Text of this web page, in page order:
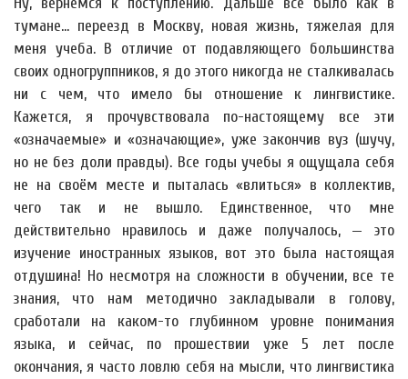
тумане... переезд в Москву, новая жизнь, тяжелая для
меня учеба. В отличие от подавляющего большинства
своих одногруппников, я до этого никогда не сталкивалась
ни с чем, что имело бы отношение к лингвистике.
Кажется, я прочувствовала по-настоящему все эти
«означаемые» и «означающие», уже закончив вуз (шучу,
но не без доли правды). Все годы учебы я ощущала себя
не на своём месте и пыталась «влиться» в коллектив,
чего так и не вышло. Единственное, что мне
действительно нравилось и даже получалось, — это
изучение иностранных языков, вот это была настоящая
отдушина! Но несмотря на сложности в обучении, все те
знания, что нам методично закладывали в голову,
сработали на каком-то глубинном уровне понимания
языка, и сейчас, по прошествии уже 5 лет после
окончания, я часто ловлю себя на мысли, что лингвистика